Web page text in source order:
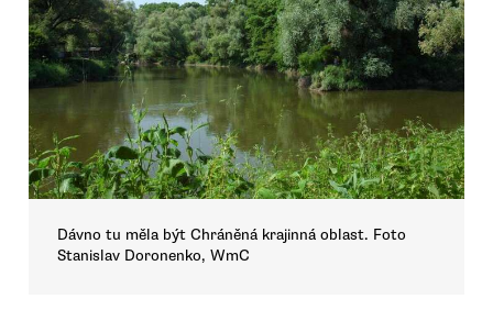
Dávno tu měla být Chráněná krajinná oblast. Foto
Stanislav Doronenko, WmC